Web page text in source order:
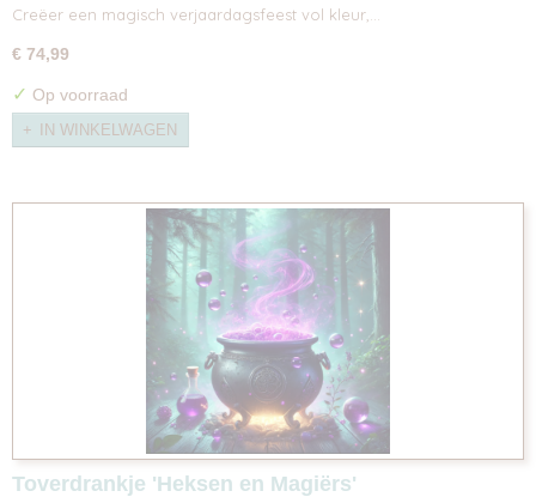
Creëer een magisch verjaardagsfeest vol kleur,…
€ 74,99
✓ Op voorraad
IN WINKELWAGEN
Toverdrankje 'Heksen en Magiërs'